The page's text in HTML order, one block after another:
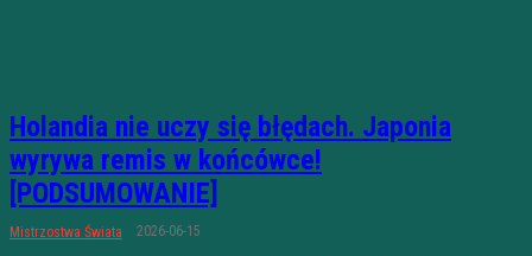
Holandia nie uczy się błędach. Japonia
wyrywa remis w końcówce!
[PODSUMOWANIE]
Mistrzostwa Świata 2026-06-15